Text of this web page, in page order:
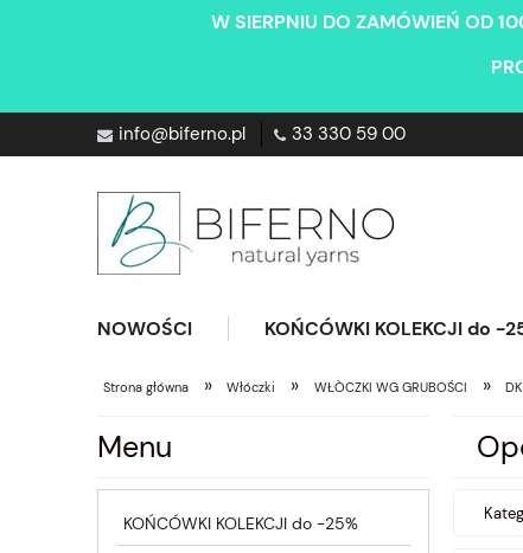
W SIERPNIU DO ZAMÓWIEŃ OD
info@biferno.pl 33 330 59 00
NOWOŚCI KOŃCÓWKI KOLEKCJI do -
Strona główna » Włóczki » WŁÒCZKI WG GRUBOŚCI »
Menu
KOŃCÓWKI KOLEKCJI do -25%